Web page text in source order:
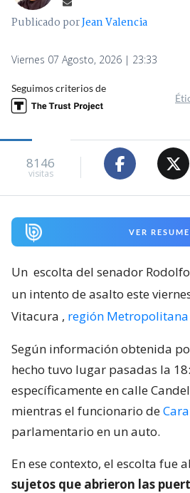
Publicado porJean Valencia
Viernes 07 Agosto, 2026 | 23:33
Seguimos criterios de
8146
visitas
VER
Un escolta del senador
un intento de asalto este
Vitacura , región Metropolitana
Según información obtenida
hecho tuvo lugar pasadas la
específicamente en calle
mientras el funcionario de
parlamentario en un auto.
En ese contexto, el escolta fue
sujetos que abrieron las